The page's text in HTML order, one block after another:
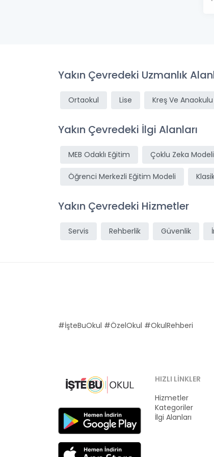
Yakın Çevredeki Uzmanlık
Ortaokul Lise Kreş Ve Anaokulu
Yakın Çevredeki İlgi Alanları
MEB Odaklı Eğitim Çoklu Zeka Modeli
Öğrenci Merkezli Eğitim Modeli
Yakın Çevredeki Hizmetler
Servis Rehberlik Güvenlik
#İşteBuOkul #ÖzelOkul #OkulRehberi
HIZLI LINKLER
Hizmetler
Kategoriler
İlgi Alanları